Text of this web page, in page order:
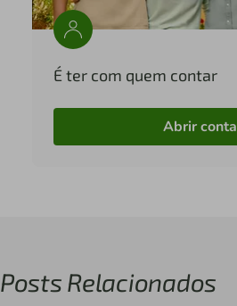
É ter com quem contar
Abrir conta
Posts Relacionados